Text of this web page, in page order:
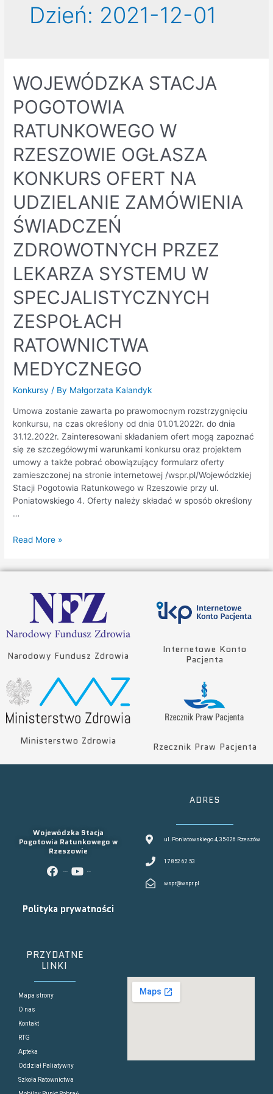
Dzień: 2021-12-01
WOJEWÓDZKA STACJA
POGOTOWIA
RATUNKOWEGO W
RZESZOWIE OGŁASZA
KONKURS OFERT NA
UDZIELANIE ZAMÓWIENIA
ŚWIADCZEŃ
ZDROWOTNYCH PRZEZ
LEKARZA SYSTEMU W
SPECJALISTYCZNYCH
ZESPOŁACH
RATOWNICTWA
MEDYCZNEGO
Konkursy / By Małgorzata Kalandyk
Umowa zostanie zawarta po prawomocnym rozstrzygnięciu
konkursu, na czas określony od dnia 01.01.2022r. do dnia
31.12.2022r. Zainteresowani składaniem ofert mogą zapoznać
się ze szczegółowymi warunkami konkursu oraz projektem
umowy a także pobrać obowiązujący formularz oferty
zamieszczonej na stronie internetowej /wspr.pl/Wojewódzkiej
Stacji Pogotowia Ratunkowego w Rzeszowie przy ul.
Poniatowskiego 4. Oferty należy składać w sposób określony
…
Read More »
Narodowy Fundusz Zdrowia
Internetowe Konto
Pacjenta
Ministerstwo Zdrowia
Rzecznik Praw Pacjenta
Wojewódzka Stacja
Pogotowia Ratunkowego w
Rzeszowie
Polityka prywatności
ADRES
ul. Poniatowskiego 4, 35-026 Rzeszów
17 852 62 53
wspr@wspr.pl
PRZYDATNE
LINKI
Mapa strony
O nas
Kontakt
RTG
Apteka
Oddział Paliatywny
Szkoła Ratownictwa